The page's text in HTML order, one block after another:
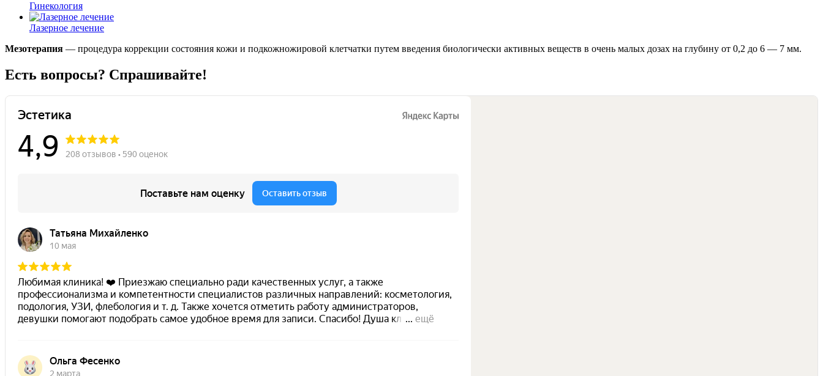
Гинекология
Лазерное лечение
Мезотерапия — процедура коррекции состояния кожи и подкожножировой клетчатки путем введения биологически активных веществ в очень малых дозах на глубину от 0,2 до 6 — 7 мм.
Есть вопросы? Спрашивайте!